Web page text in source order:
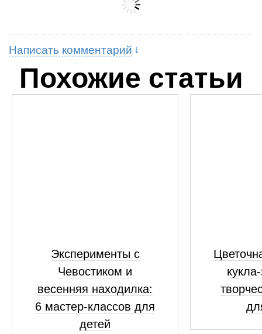
Написать комментарий
Похожие статьи
Эксперименты с
Чевостиком и
весенняя находилка:
6 мастер-классов для
детей